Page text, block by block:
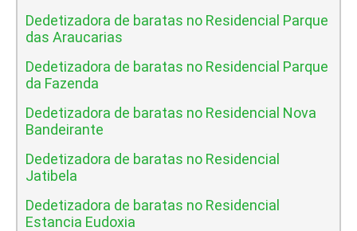
Dedetizadora de baratas no Residencial Parque
das Araucarias
Dedetizadora de baratas no Residencial Parque
da Fazenda
Dedetizadora de baratas no Residencial Nova
Bandeirante
Dedetizadora de baratas no Residencial
Jatibela
Dedetizadora de baratas no Residencial
Estancia Eudoxia